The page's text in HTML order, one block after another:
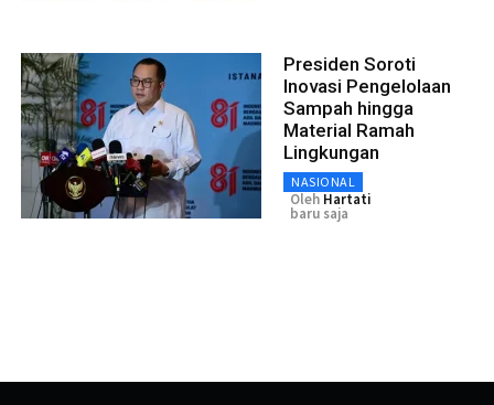
Presiden Soroti
Inovasi Pengelolaan
Sampah hingga
Material Ramah
Lingkungan
NASIONAL
Oleh Hartati
baru saja